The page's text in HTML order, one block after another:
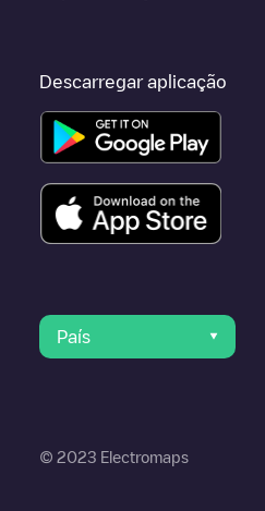
Descarregar aplicação
País
© 2023 Electromaps